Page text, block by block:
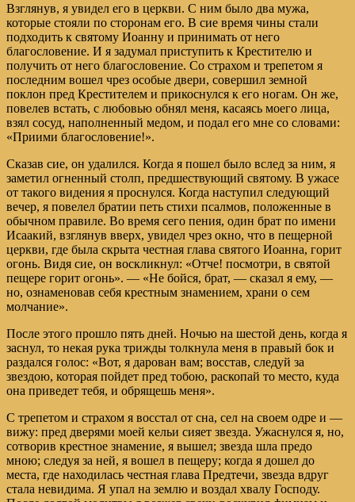
Взглянув, я увидел его в церкви. С ним было два мужа,
которые стояли по сторонам его. В сие время чины стали
подходить к святому Иоанну и принимать от него
благословение. И я задумал приступить к Крестителю и
получить от него благословение. Со страхом и трепетом я
последним вошел чрез особые двери, совершил земной
поклон пред Крестителем и прикоснулся к его ногам. Он же,
повелев встать, с любовью обнял меня, касаясь моего лица,
взял сосуд, наполненный медом, и подал его мне со словами:
«Приими благословение!».
Сказав сие, он удалился. Когда я пошел было вслед за ним, я
заметил огненный столп, предшествующий святому. В ужасе
от такого видения я проснулся. Когда наступил следующий
вечер, я повелел братии петь стихи псалмов, положенные в
обычном правиле. Во время сего пения, один брат по имени
Исаакий, взглянув вверх, увидел чрез окно, что в пещерной
церкви, где была скрыта честная глава святого Иоанна, горит
огонь. Видя сие, он воскликнул: «Отче! посмотри, в святой
пещере горит огонь». — «Не бойся, брат, — сказал я ему, —
но, ознаменовав себя крестным знамением, храни о сем
молчание».
После этого прошло пять дней. Ночью на шестой день, когда я
заснул, то некая рука трижды толкнула меня в правый бок и
раздался голос: «Вот, я дарован вам; восстав, следуй за
звездою, которая пойдет пред тобою, раскопай то место, куда
она приведет тебя, и обрящешь меня».
С трепетом и страхом я восстал от сна, сел на своем одре и —
вижу: пред дверями моей кельи сияет звезда. Ужаснулся я, но,
сотворив крестное знамение, я вышел; звезда шла предо
мною; следуя за ней, я вошел в пещеру; когда я дошел до
места, где находилась честная глава Предтечи, звезда вдруг
стала невидима. Я упал на землю и воздал хвалу Господу.